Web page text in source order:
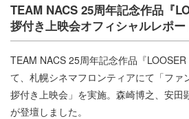
TEAM NACS 25周年記念作品『
拶付き上映会オフィシャルレポー
TEAM NACS 25周年記念作品『
て、札幌シネマフロンティアにて「ファ
拶付き上映会」を実施。森崎博之、安田
が登壇しました。